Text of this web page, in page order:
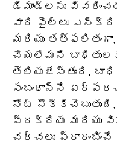
డిమాండ్లను
వారి ఫైల్‌లు
మరియు
చేయలేమని
తెలియజేస్తుంది.
సంబంధాన్ని
నోట్
ప్రక్రియ మరియు
చర్చలు